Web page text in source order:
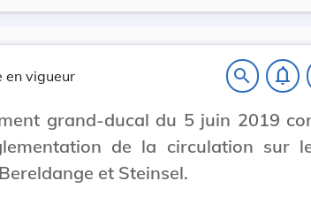
en vigueur search notifications_none
grand-ducal du 5 juin 2019
de la circulation sur
et Steinsel.